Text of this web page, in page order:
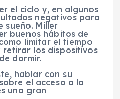
el ciclo y, en algunos
negativos para
sueño. Miller
buenos hábitos de
limitar el tiempo
los dispositivos
dormir.
hablar con su
el acceso a la
una gran